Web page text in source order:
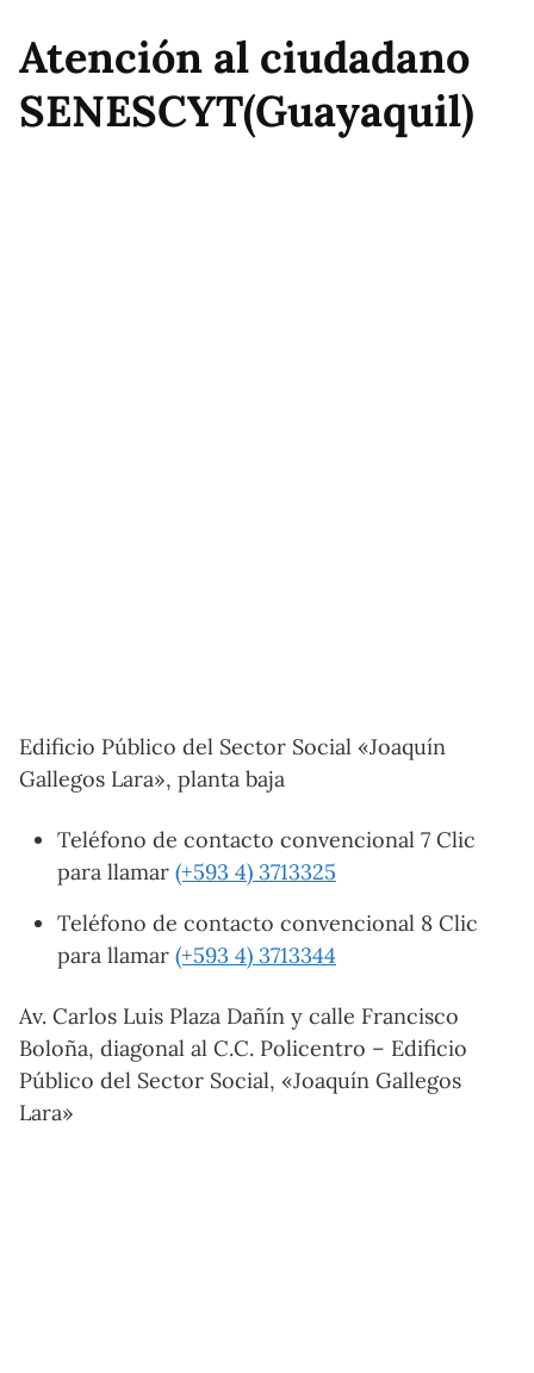
Atención al ciudadano
SENESCYT(Guayaquil)
Edificio Público del Sector Social «Joaquín
Gallegos Lara», planta baja
Teléfono de contacto convencional 7 Clic
para llamar (+593 4) 3713325
Teléfono de contacto convencional 8 Clic
para llamar (+593 4) 3713344
Av. Carlos Luis Plaza Dañín y calle Francisco
Boloña, diagonal al C.C. Policentro – Edificio
Público del Sector Social, «Joaquín Gallegos
Lara»